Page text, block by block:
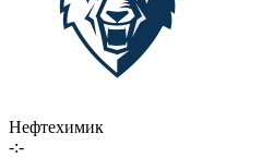
Нефтехимик
-:-